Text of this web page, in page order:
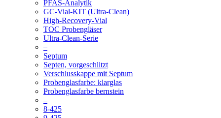
PFAS-Analytik
GC-Vial-KIT (Ultra-Clean)
High-Recovery-Vial
TOC Probengläser
Ultra-Clean-Serie
–
Septum
Septen, vorgeschlitzt
Verschlusskappe mit Septum
Probenglasfarbe: klarglas
Probenglasfarbe bernstein
–
8-425